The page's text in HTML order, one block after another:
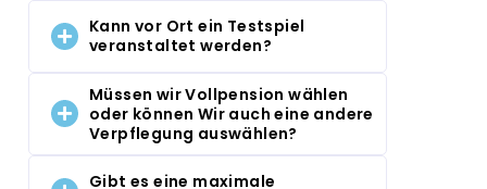
Kann vor Ort ein Testspiel
veranstaltet werden?
Müssen wir Vollpension wählen
oder können Wir auch eine andere
Verpflegung auswählen?
Gibt es eine maximale